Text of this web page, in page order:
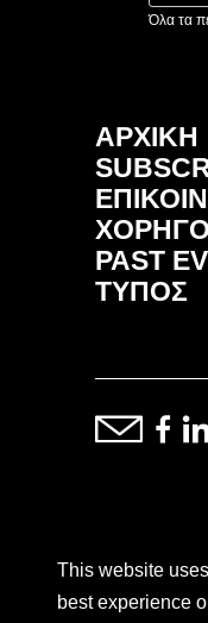
This website
best experience
Όλα τα
ΑΡΧΙΚΗ
PAST
ΤΥΠΟΣ
ⓒ Copyright: